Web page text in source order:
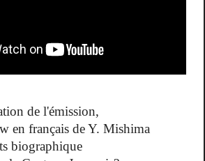
de l'émission,
en français de Y. Mishima
biographique